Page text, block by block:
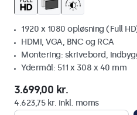
1920 x 1080 opløsning (Full
HDMI, VGA, BNC og RCA
Montering: skrivebord,
Ydermål: 511 x 308 x 40 mm
3.699,00 kr.
4.623,75 kr. inkl. moms